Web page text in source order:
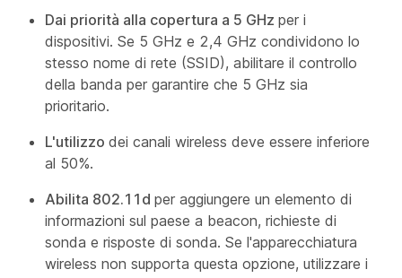
Dai priorità alla copertura a 5 GHz per i
dispositivi. Se 5 GHz e 2,4 GHz condividono lo
stesso nome di rete (SSID), abilitare il controllo
della banda per garantire che 5 GHz sia
prioritario.
L'utilizzo dei canali wireless deve essere inferiore
al 50%.
Abilita 802.11d per aggiungere un elemento di
informazioni sul paese a beacon, richieste di
sonda e risposte di sonda. Se l'apparecchiatura
wireless non supporta questa opzione, utilizzare i